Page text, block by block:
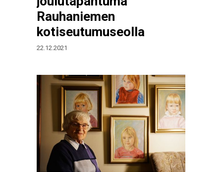
Rauhaniemen
kotiseutumuseolla
22.12.2021